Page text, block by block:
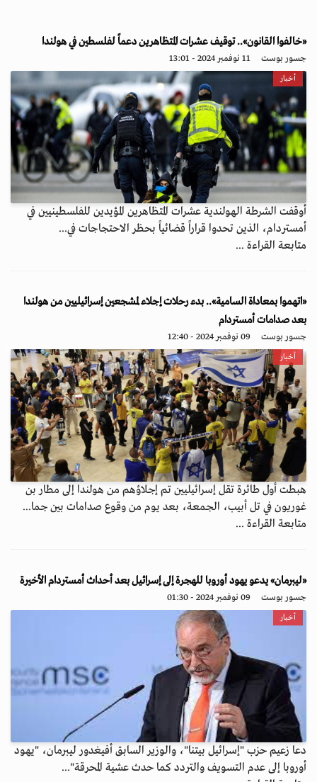
«خالفوا القانون».. توقيف عشرات المتظاهرين دعماً لفلسطين في هولندا
جسور بوست 11 نوفمبر 2024 - 13:01
أخبار
أوقفت الشرطة الهولندية عشرات المتظاهرين المؤيدين للفلسطينيين في
أمستردام، الذين تحدوا قراراً قضائياً بحظر الاحتجاجات في...
متابعة القراءة ...
«اتهموا بمعاداة السامية».. بدء رحلات إجلاء لمشجعين إسرائيليين من هولندا
بعد صدامات أمستردام
جسور بوست 09 نوفمبر 2024 - 12:40
أخبار
هبطت أول طائرة تقل إسرائيليين تم إجلاؤهم من هولندا إلى مطار بن
غوريون في تل أبيب، الجمعة، بعد يوم من وقوع صدامات بين جما...
متابعة القراءة ...
«ليبرمان» يدعو يهود أوروبا للهجرة إلى إسرائيل بعد أحداث أمستردام الأخيرة
جسور بوست 09 نوفمبر 2024 - 01:30
أخبار
دعا زعيم حزب "إسرائيل بيتنا"، والوزير السابق أفيغدور ليبرمان، "يهود
أوروبا إلى عدم التسويف والتردد كما حدث عشية المحرقة"...